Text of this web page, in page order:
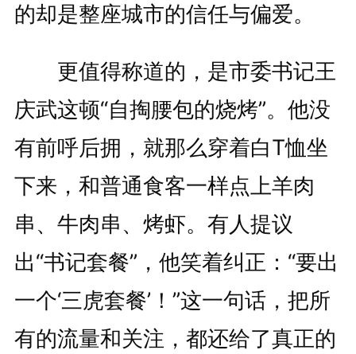
的却是整座城市的信任与偏爱。
更值得称道的，是市委书记王
庆武这顿“自掏腰包的烧烤”。他没
有前呼后拥，就那么穿着白T恤坐
下来，和普通食客一样点上羊肉
串、牛肉串、烤虾。有人提议
出“书记套餐”，他笑着纠正：“要出
一个‘三虎套餐’！”这一句话，把所
有的流量和关注，都还给了真正的